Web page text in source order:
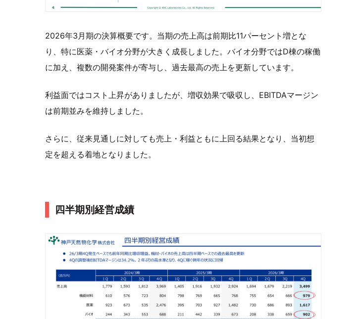
2026年3月期の決算概要です。当期の売上高は前期比11パーセント増とな
り、特に医薬・バイオ分野が大きく成長しました。バイオ分野ではD棟の稼働
に加え、複数の開発案件が寄与し、過去最高の売上を更新しています。
利益面ではコスト上昇がありましたが、増収効果で吸収し、EBITDAマージン
は前期並みを維持しました。
さらに、従来見通しに対しても売上・利益ともに上回る結果となり、当初想
定を超える着地となりました。
四半期別経営成績